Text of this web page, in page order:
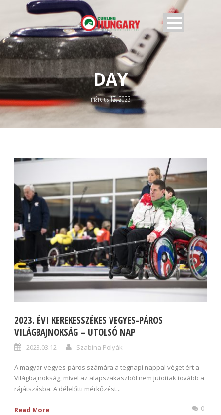
DAY
március 12, 2023
2023. ÉVI KEREKESSZÉKES VEGYES-PÁROS
VILÁGBAJNOKSÁG – UTOLSÓ NAP
2023.03.12 Szabina Polyák
A magyar vegyes-páros számára a tegnapi nappal véget ért a
Világbajnokság, mivel az alapszakaszból nem jutottak tovább a
rájátszásba. A délelőtti mérkőzést...
Read More 0